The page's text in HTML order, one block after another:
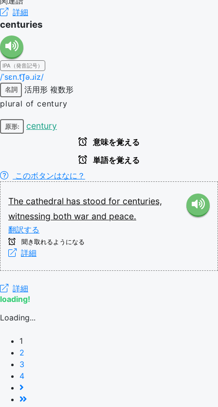
詳細
centuries
IPA（発音記号）
/ˈsɛn.t͡ʃə.ɹiz/
名詞 活用形 複数形
plural of century
原形: century
意味を覚える
単語を覚える
このボタンはなに？
The cathedral has stood for centuries,
witnessing both war and peace.
翻訳する
聞き取れるようになる
詳細
詳細
loading!
Loading...
1
2
3
4